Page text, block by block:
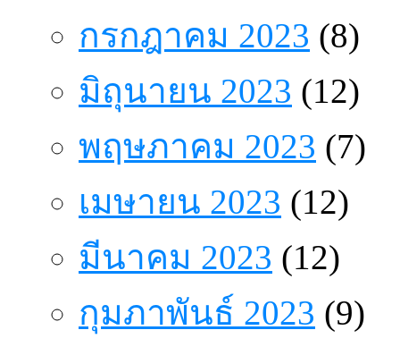
กรกฎาคม 2023 (8)
มิถุนายน 2023 (12)
พฤษภาคม 2023 (7)
เมษายน 2023 (12)
มีนาคม 2023 (12)
กุมภาพันธ์ 2023 (9)